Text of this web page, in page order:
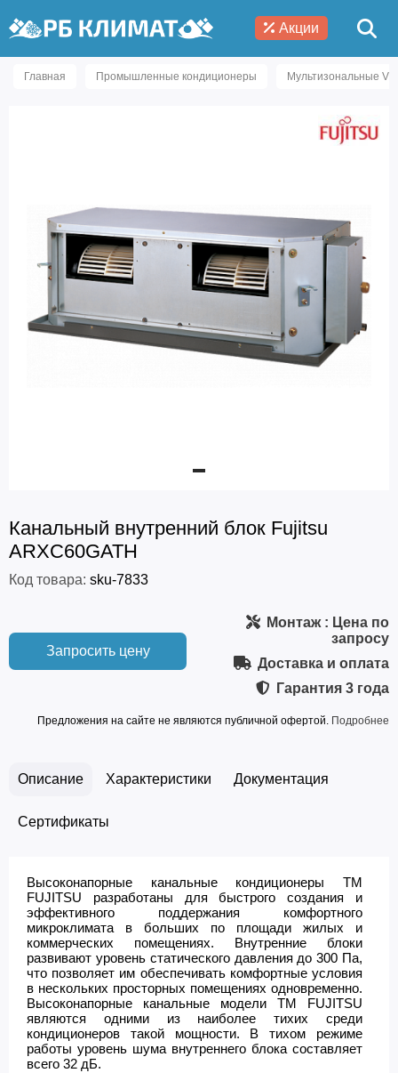
Акции
Главная Промышленные кондиционеры Мультизональные
Канальный внутренний блок Fujitsu
ARXC60GATH
Код товара: sku-7833
Запросить цену
Монтаж: Цена по
запросу
Доставка и оплата
Гарантия 3 года
Предложения на сайте не являются публичной офертой. Подробнее
Описание Характеристики Документация
Сертификаты
Высоконапорные канальные кондиционеры ТМ
FUJITSU разработаны для быстрого создания и
эффективного поддержания комфортного
микроклимата в больших по площади жилых и
коммерческих помещениях. Внутренние блоки
развивают уровень статического давления до 300 Па,
что позволяет им обеспечивать комфортные условия
в нескольких просторных помещениях одновременно.
Высоконапорные канальные модели ТМ FUJITSU
являются одними из наиболее тихих среди
кондиционеров такой мощности. В тихом режиме
работы уровень шума внутреннего блока составляет
всего 32 дБ.